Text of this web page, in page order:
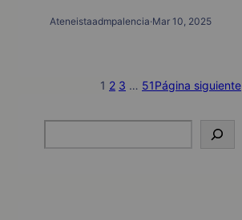
Ateneistaadmpalencia·Mar 10, 2025
1 2 3 … 51Página siguiente
e